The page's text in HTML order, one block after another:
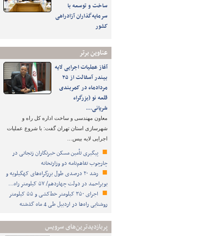
ساخت و توسعه با
سرمایه‌گذاران آزادراهی
کشور
عناوین برتر
آغاز عملیات اجرایی لایه
بیندر آسفالت از ۲۵
مردادماه در کمربندی
قلعه نو (بزرگراه
شریانی…
معاون مهندسی و ساخت اداره کل راه و
شهرسازی استان تهران گفت: با شروع عملیات
اجرایی لایه بیس…
پیگیری تأمین مسکن خبرنگاران زنجانی در
چارچوب تفاهم‌نامه دو وزارتخانه
رشد ۲۰ درصدی طول بزرگراه‌های کهگیلویه و
بویراحمد در دولت چهاردهم/ ۵۷ کیلومتر راه…
اجرای ۳۵۰ کیلومتر خط‌کشی و ۵۵ کیلومتر
روشنایی راه‌ها در اردبیل طی 4 ماه گذشته
پربازدیدترین‌های سرویس